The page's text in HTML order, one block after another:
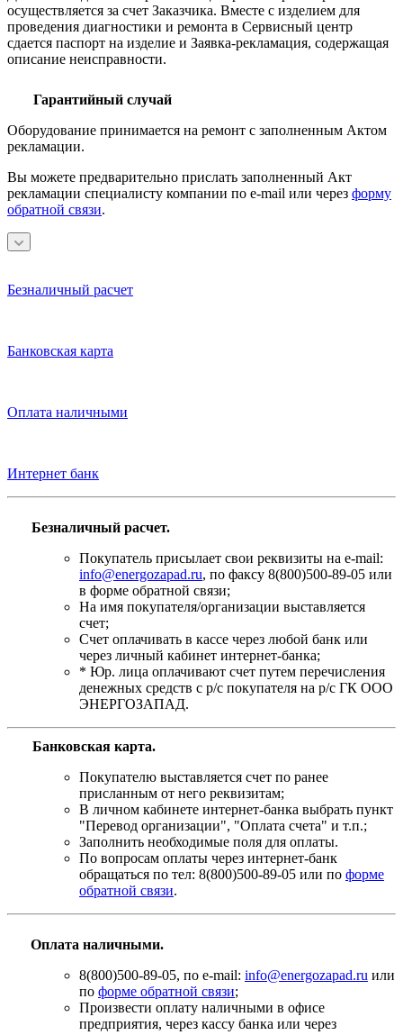
осуществляется за счет Заказчика. Вместе с изделием для
проведения диагностики и ремонта в Сервисный центр
сдается паспорт на изделие и Заявка-рекламация, содержащая
описание неисправности.
Гарантийный случай
Оборудование принимается на ремонт с заполненным Актом
рекламации.
Вы можете предварительно прислать заполненный Акт
рекламации специалисту компании по e-mail или через форму
обратной связи.
Безналичный расчет
Банковская карта
Оплата наличными
Интернет банк
Безналичный расчет.
Покупатель присылает свои реквизиты на e-mail:
info@energozapad.ru, по факсу 8(800)500-89-05 или
в форме обратной связи;
На имя покупателя/организации выставляется
счет;
Счет оплачивать в кассе через любой банк или
через личный кабинет интернет-банка;
* Юр. лица оплачивают счет путем перечисления
денежных средств с р/с покупателя на р/с ГК ООО
ЭНЕРГОЗАПАД.
Банковская карта.
Покупателю выставляется счет по ранее
присланным от него реквизитам;
В личном кабинете интернет-банка выбрать пункт
"Перевод организации", "Оплата счета" и т.п.;
Заполнить необходимые поля для оплаты.
По вопросам оплаты через интернет-банк
обращаться по тел: 8(800)500-89-05 или по форме
обратной связи.
Оплата наличными.
8(800)500-89-05, по e-mail: info@energozapad.ru или
по форме обратной связи;
Произвести оплату наличными в офисе
предприятия, через кассу банка или через